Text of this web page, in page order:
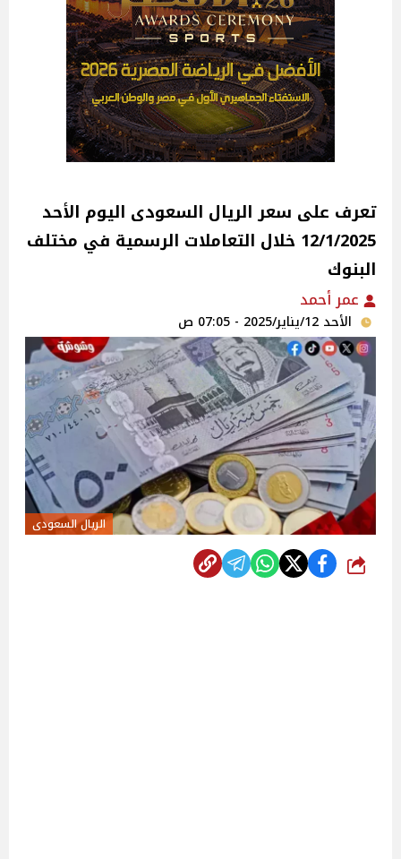
تعرف على سعر الريال السعودى اليوم الأحد
12/1/2025 خلال التعاملات الرسمية في مختلف
البنوك
عمر أحمد
الأحد 12/يناير/2025 - 07:05 ص
الريال السعودى
شارك